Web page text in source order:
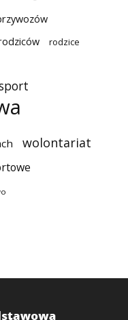
rodzice
wolontariat